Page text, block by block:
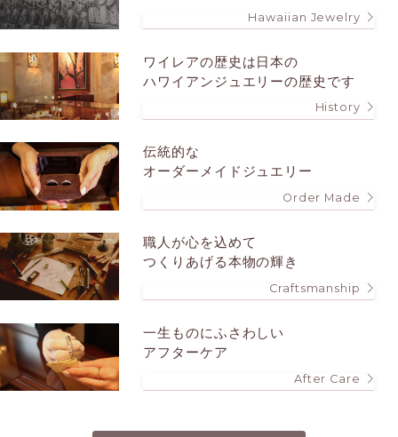
Hawaiian Jewelry
ワイレアの歴史は日本の
ハワイアンジュエリーの歴史です
History
伝統的な
オーダーメイドジュエリー
Order Made
職人が心を込めて
つくりあげる本物の輝き
Craftsmanship
一生ものにふさわしい
アフターケア
After Care